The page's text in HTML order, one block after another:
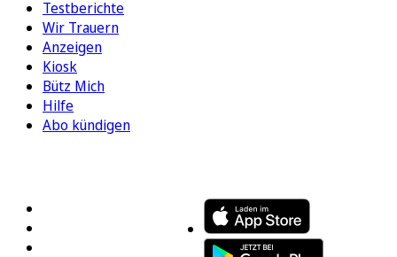
Testberichte
Wir Trauern
Anzeigen
Kiosk
Bütz Mich
Hilfe
Abo kündigen